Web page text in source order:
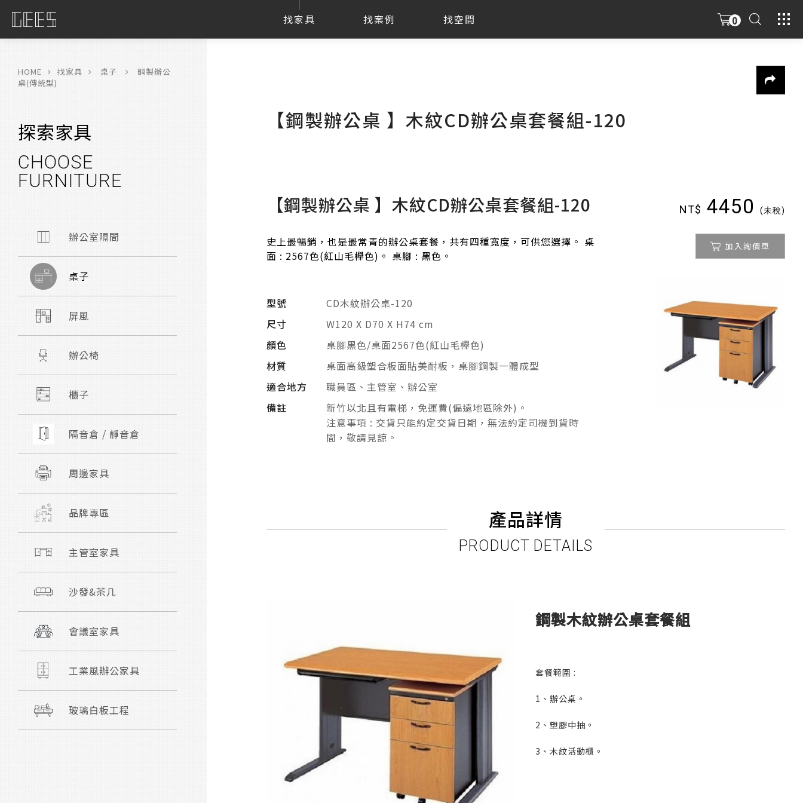
找家具 找案例 找空間 0
HOME 找家具 桌子
鋼製辦公
桌(傳統型)
探索家具
CHOOSE
FURNITURE
辦公室隔間
桌子
屏風
辦公椅
櫃子
隔音倉 / 靜音倉
周邊家具
品牌專區
主管室家具
沙發&茶几
會議室家具
工業風辦公家具
玻璃白板工程
【鋼製辦公桌 】木紋CD辦公桌套餐組-120
【鋼製辦公桌 】木紋CD辦公桌套餐組-120
史上最暢銷，也是最常青的辦公桌套餐，共有四種寬度，可供您選擇。 桌
面 : 2567色(紅山毛櫸色)。 桌腳 : 黑色。
型號
CD木紋辦公桌-120
尺寸
W120 X D70 X H74 cm
顏色
桌腳黑色/桌面2567色(紅山毛櫸色)
材質
桌面高級塑合板面貼美耐板，桌腳鋼製一體成型
適合地方
職員區、主管室、辦公室
備註
新竹以北且有電梯，免運費(偏遠地區除外)。
注意事項 : 交貨只能約定交貨日期，無法約定司機到貨時
間，敬請見諒。
NT$ 4450 (未稅)
加入詢價車
產品詳情
PRODUCT DETAILS
鋼製木紋辦公桌套餐組
套餐範圍 :
1、辦公桌。
2、塑膠中抽。
3、木紋活動櫃。